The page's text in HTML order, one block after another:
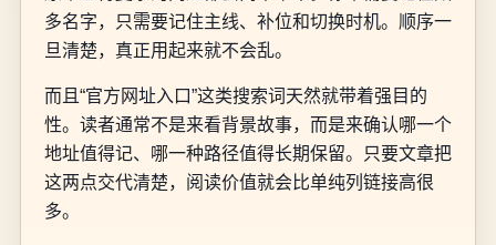
多名字，只需要记住主线、补位和切换时机。顺序一
旦清楚，真正用起来就不会乱。
而且“官方网址入口”这类搜索词天然就带着强目的
性。读者通常不是来看背景故事，而是来确认哪一个
地址值得记、哪一种路径值得长期保留。只要文章把
这两点交代清楚，阅读价值就会比单纯列链接高很
多。